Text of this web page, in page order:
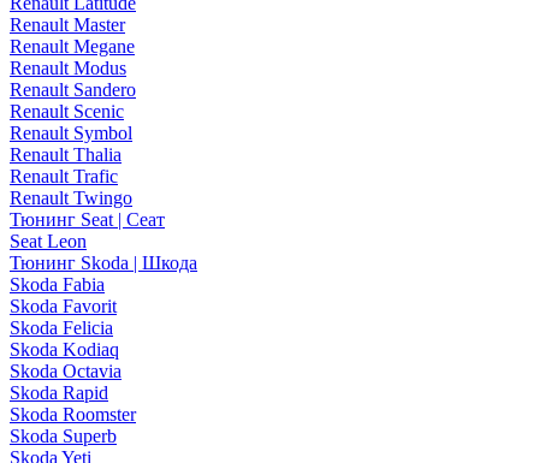
Renault Master
Renault Megane
Renault Modus
Renault Sandero
Renault Scenic
Renault Symbol
Renault Thalia
Renault Trafic
Renault Twingo
Тюнинг Seat | Сеат
Seat Leon
Тюнинг Skoda | Шкода
Skoda Fabia
Skoda Favorit
Skoda Felicia
Skoda Kodiaq
Skoda Octavia
Skoda Rapid
Skoda Roomster
Skoda Superb
Skoda Yeti